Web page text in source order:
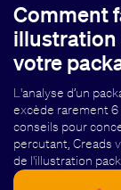
Comment
illustration
votre
L'analyse d’un
excède rarement 6
conseils pour
percutant, Creads
de l'illustration